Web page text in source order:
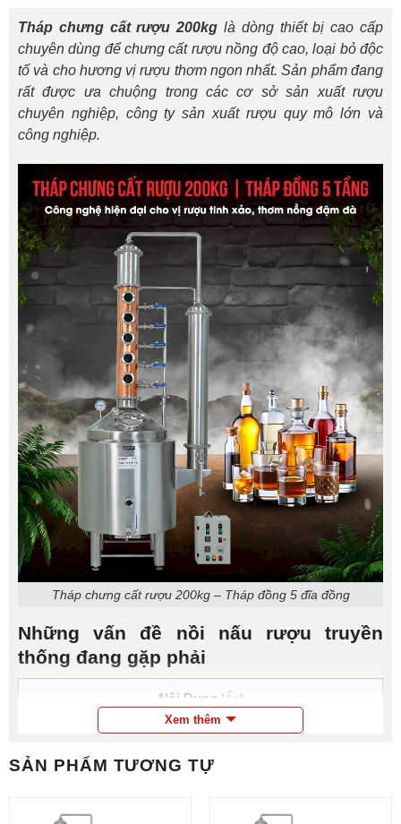
Tháp chưng cất rượu 200kg là dòng thiết bị cao cấp
chuyên dùng để chưng cất rượu nồng độ cao, loại bỏ độc
tố và cho hương vị rượu thơm ngon nhất. Sản phẩm đang
rất được ưa chuộng trong các cơ sở sản xuất rượu
chuyên nghiệp, công ty sản xuất rượu quy mô lớn và
công nghiệp.
Tháp chưng cất rượu 200kg – Tháp đồng 5 đĩa đồng
Những vấn đề nồi nấu rượu truyền
thống đang gặp phải
Nội Dung [Ẩn]
Những vấn đề nồi nấu rượu truyền thống đang gặp phải
2 Ưu điểm vượt trội và ứng dụng của tháp chưng cất rượu
Nguyên lý hoạt động của tháp chưng cất rượu 200kg/mẻ
(tháp đồng 5 đĩa đồng)
Xem thêm
SẢN PHẨM TƯƠNG TỰ